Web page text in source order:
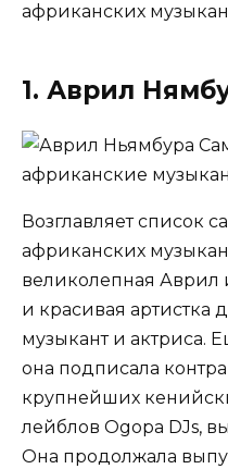
африканских
1. Аврил
Возглавляет список
африканских
великолепная Аврил
и красивая артистка
музыкант и актриса.
она подписала
крупнейших
лейблов Ogopa DJs,
Она продолжала